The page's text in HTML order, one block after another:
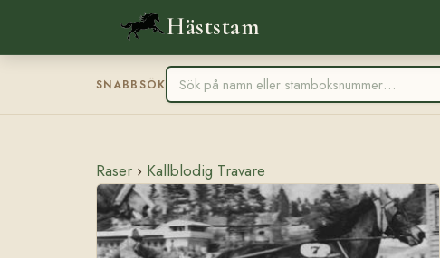
Häststam
SNABBSÖK
Raser › Kallblodig Travare